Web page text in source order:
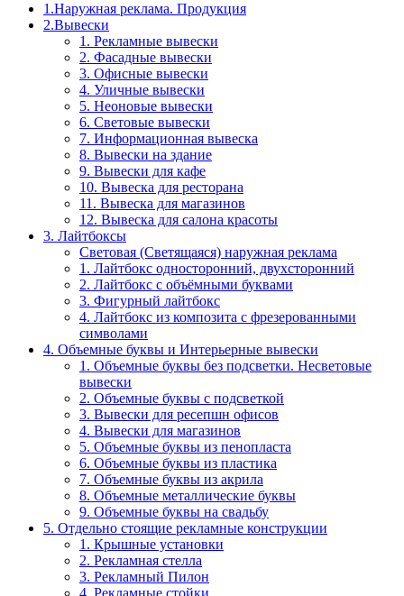
1.Наружная реклама. Продукция
2.Вывески
1. Рекламные вывески
2. Фасадные вывески
3. Офисные вывески
4. Уличные вывески
5. Неоновые вывески
6. Световые вывески
7. Информационная вывеска
8. Вывески на здание
9. Вывески для кафе
10. Вывеска для ресторана
11. Вывеска для магазинов
12. Вывеска для салона красоты
3. Лайтбоксы
Световая (Светящаяся) наружная реклама
1. Лайтбокс односторонний, двухсторонний
2. Лайтбокс с объёмными буквами
3. Фигурный лайтбокс
4. Лайтбокс из композита с фрезерованными
символами
4. Объемные буквы и Интерьерные вывески
1. Объемные буквы без подсветки. Несветовые
вывески
2. Объемные буквы с подсветкой
3. Вывески для ресепшн офисов
4. Вывески для магазинов
5. Объемные буквы из пенопласта
6. Объемные буквы из пластика
7. Объемные буквы из акрила
8. Объемные металлические буквы
9. Объемные буквы на свадьбу
5. Отдельно стоящие рекламные конструкции
1. Крышные установки
2. Рекламная стелла
3. Рекламный Пилон
4. Рекламные стойки